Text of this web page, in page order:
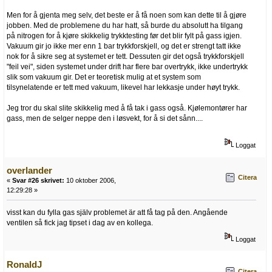
Men for å gjenta meg selv, det beste er å få noen som kan dette til å gjøre
jobben. Med de problemene du har hatt, så burde du absolutt ha tilgang
på nitrogen for å kjøre skikkelig trykktesting før det blir fylt på gass igjen.
Vakuum gir jo ikke mer enn 1 bar trykkforskjell, og det er strengt tatt ikke
nok for å sikre seg at systemet er tett. Dessuten gir det også trykkforskjell
"feil vei", siden systemet under drift har flere bar overtrykk, ikke undertrykk
slik som vakuum gir. Det er teoretisk mulig at et system som
tilsynelatende er tett med vakuum, likevel har lekkasje under høyt trykk.
Jeg tror du skal slite skikkelig med å få tak i gass også. Kjølemontører har
gass, men de selger neppe den i løsvekt, for å si det sånn....
Loggat
overlander
« Svar #26 skrivet: 10 oktober 2006,
12:29:28 »
Citera
visst kan du fylla gas själv problemet är att få tag på den. Angående
ventilen så fick jag tipset i dag av en kollega.
Loggat
RonaldJ